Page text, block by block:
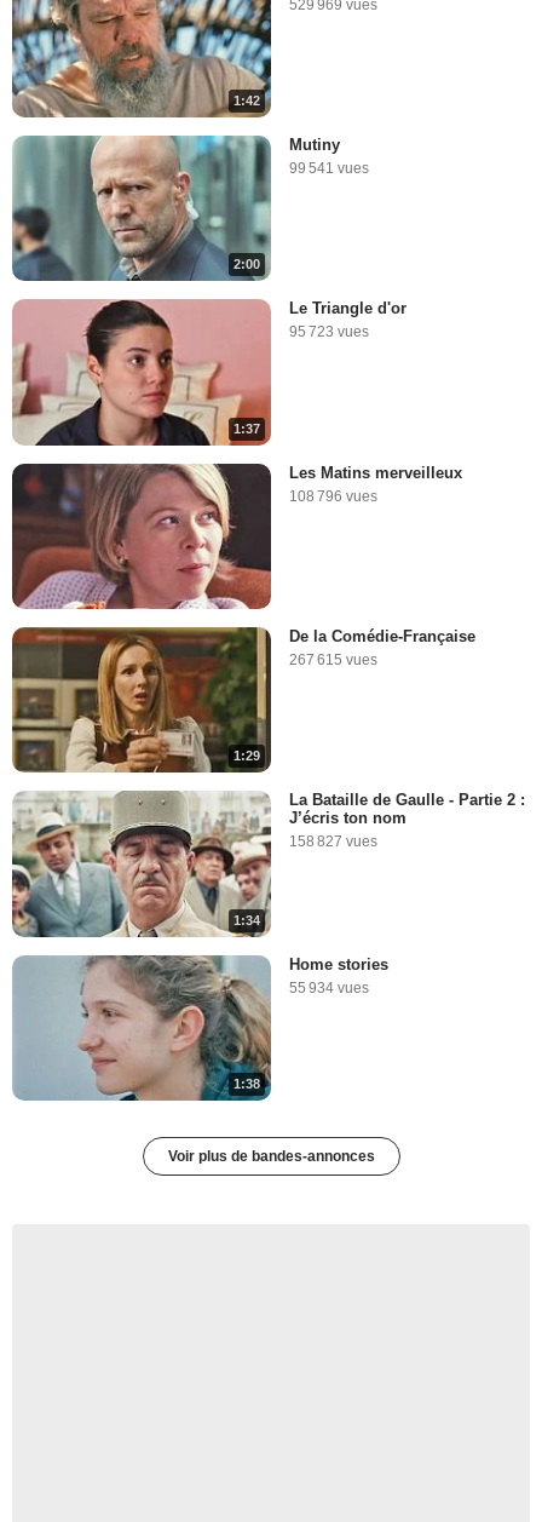
1:42
529 969 vues
2:00
Mutiny
99 541 vues
1:37
Le Triangle d'or
95 723 vues
Les Matins merveilleux
108 796 vues
1:29
De la Comédie-Française
267 615 vues
1:34
La Bataille de Gaulle - Partie 2 :
J’écris ton nom
158 827 vues
1:38
Home stories
55 934 vues
Voir plus de bandes-annonces